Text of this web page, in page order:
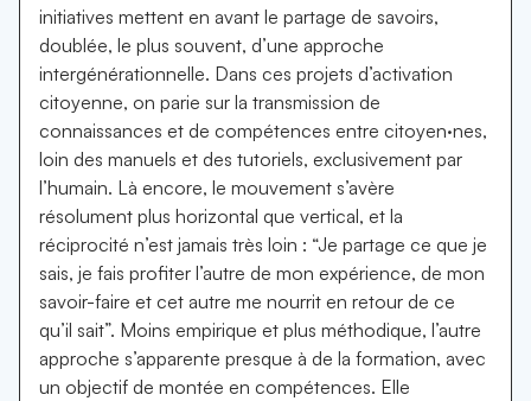
initiatives mettent en avant le partage de savoirs,
doublée, le plus souvent, d’une approche
intergénérationnelle. Dans ces projets d’activation
citoyenne, on parie sur la transmission de
connaissances et de compétences entre citoyen·nes,
loin des manuels et des tutoriels, exclusivement par
l’humain. Là encore, le mouvement s’avère
résolument plus horizontal que vertical, et la
réciprocité n’est jamais très loin : “Je partage ce que je
sais, je fais profiter l’autre de mon expérience, de mon
savoir-faire et cet autre me nourrit en retour de ce
qu’il sait”. Moins empirique et plus méthodique, l’autre
approche s’apparente presque à de la formation, avec
un objectif de montée en compétences. Elle